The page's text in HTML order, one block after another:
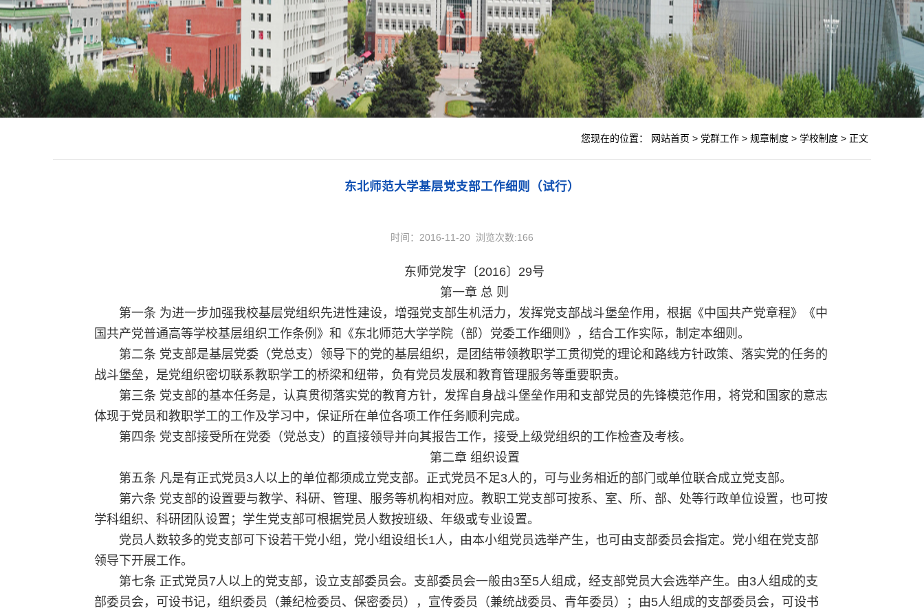
您现在的位置： 网站首页 > 党群工作 > 规章制度 > 学校制度 > 正文
东北师范大学基层党支部工作细则（试行）
时间：2016-11-20 浏览次数:166
东师党发字〔2016〕29号
第一章 总 则
第一条 为进一步加强我校基层党组织先进性建设，增强党支部生机活力，发挥党支部战斗堡垒作用，根据《中国共产党章程》《中
国共产党普通高等学校基层组织工作条例》和《东北师范大学学院（部）党委工作细则》，结合工作实际，制定本细则。
第二条 党支部是基层党委（党总支）领导下的党的基层组织，是团结带领教职学工贯彻党的理论和路线方针政策、落实党的任务的
战斗堡垒，是党组织密切联系教职学工的桥梁和纽带，负有党员发展和教育管理服务等重要职责。
第三条 党支部的基本任务是，认真贯彻落实党的教育方针，发挥自身战斗堡垒作用和支部党员的先锋模范作用，将党和国家的意志
体现于党员和教职学工的工作及学习中，保证所在单位各项工作任务顺利完成。
第四条 党支部接受所在党委（党总支）的直接领导并向其报告工作，接受上级党组织的工作检查及考核。
第二章 组织设置
第五条 凡是有正式党员3人以上的单位都须成立党支部。正式党员不足3人的，可与业务相近的部门或单位联合成立党支部。
第六条 党支部的设置要与教学、科研、管理、服务等机构相对应。教职工党支部可按系、室、所、部、处等行政单位设置，也可按
学科组织、科研团队设置；学生党支部可根据党员人数按班级、年级或专业设置。
党员人数较多的党支部可下设若干党小组，党小组设组长1人，由本小组党员选举产生，也可由支部委员会指定。党小组在党支部
领导下开展工作。
第七条 正式党员7人以上的党支部，设立支部委员会。支部委员会一般由3至5人组成，经支部党员大会选举产生。由3人组成的支
部委员会，可设书记，组织委员（兼纪检委员、保密委员），宣传委员（兼统战委员、青年委员）；由5人组成的支部委员会，可设书